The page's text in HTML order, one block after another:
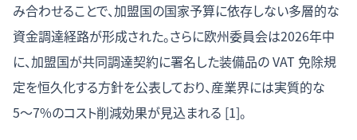
み合わせることで、加盟国の国家予算に依存しない多層的な
資金調達経路が形成された。さらに欧州委員会は2026年中
に、加盟国が共同調達契約に署名した装備品の VAT 免除規
定を恒久化する方針を公表しており、産業界には実質的な
5〜7%のコスト削減効果が見込まれる [1]。